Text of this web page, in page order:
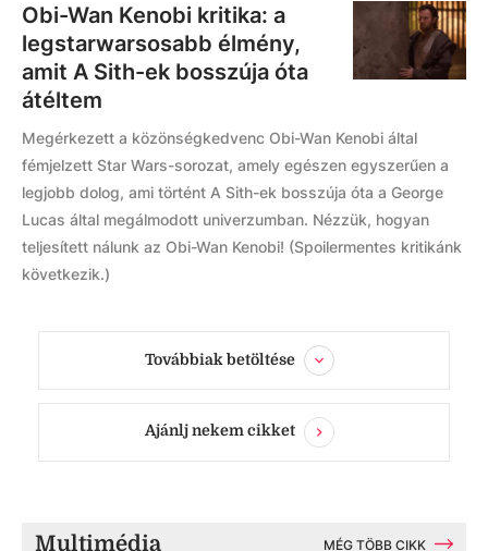
Obi-Wan Kenobi kritika: a
legstarwarsosabb élmény,
amit A Sith-ek bosszúja óta
átéltem
Megérkezett a közönségkedvenc Obi-Wan Kenobi által
fémjelzett Star Wars-sorozat, amely egészen egyszerűen a
legjobb dolog, ami történt A Sith-ek bosszúja óta a George
Lucas által megálmodott univerzumban. Nézzük, hogyan
teljesített nálunk az Obi-Wan Kenobi! (Spoilermentes kritikánk
következik.)
Továbbiak betöltése
Ajánlj nekem cikket
Multimédia MÉG TÖBB CIKK